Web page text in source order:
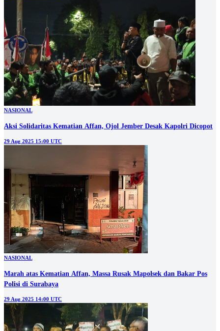
NASIONAL
Aksi Solidaritas Kematian Affan, Ojol Jember Desak Kapolri Dicopot
29 Aug 2025 15:00 UTC
NASIONAL
Marah atas Kematian Affan, Massa Rusak Mapolsek dan Bakar Pos
Polisi di Surabaya
29 Aug 2025 14:00 UTC